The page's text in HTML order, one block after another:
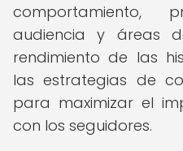
comportamiento,
audiencia y áreas
rendimiento de las
las estrategias de
para maximizar el
con los seguidores.